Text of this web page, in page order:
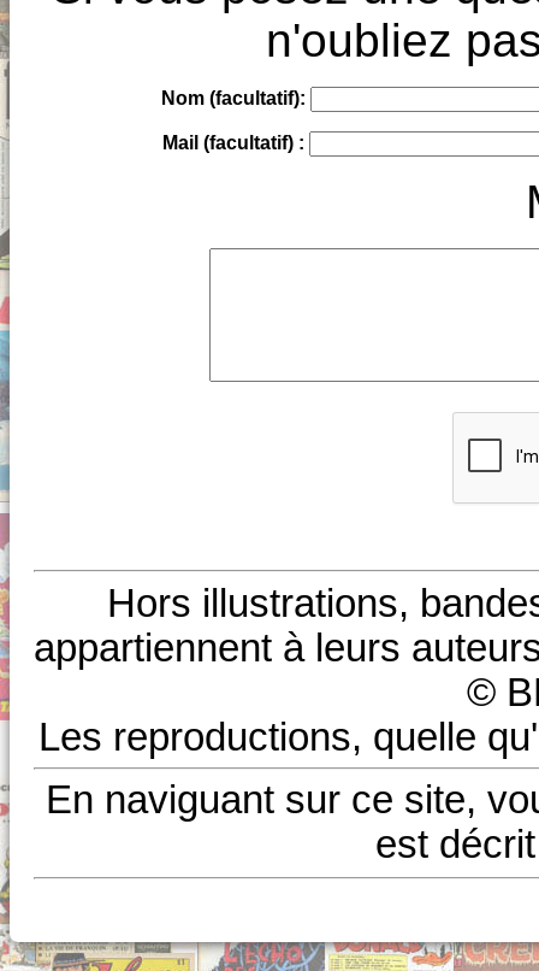
n'oubliez
Nom (facultatif):
Mail (facultatif) :
Hors illustrations,
appartiennent à leurs
©
Les reproductions, quelle
En naviguant sur ce site,
est